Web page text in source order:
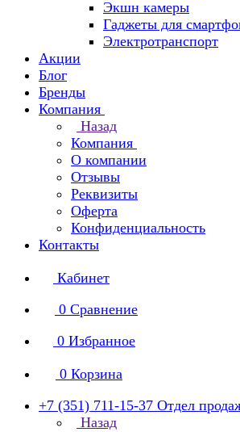
Экшн камеры
Гаджеты для
Электротранспорт
Акции
Блог
Бренды
Компания
Назад
Компания
О компании
Отзывы
Реквизиты
Оферта
Конфиденциальность
Контакты
Кабинет
0 Сравнение
0 Избранное
0 Корзина
+7 (351) 711-15-37 Отдел
Назад